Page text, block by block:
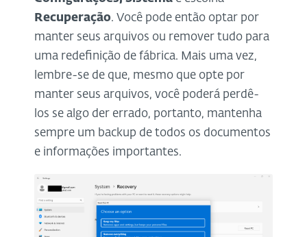
Recuperação. Você pode então optar por
manter seus arquivos ou remover tudo para
uma redefinição de fábrica. Mais uma vez,
lembre-se de que, mesmo que opte por
manter seus arquivos, você poderá perdê-
los se algo der errado, portanto, mantenha
sempre um backup de todos os documentos
e informações importantes.